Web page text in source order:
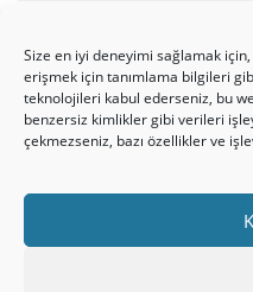
Size en iyi deneyimi sağlamak
erişmek için tanımlama bilgileri
teknolojileri kabul ederseniz, bu
benzersiz kimlikler gibi verileri
çekmezseniz, bazı özellikler ve